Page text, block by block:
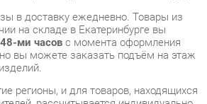
регионы, и для товаров, находящихся
рассчитывается индивидуально.
и стоимость доставки вы можете
связи
заказа в доставку, а также в
получения заказа вы можете
решение об отказе от покупки.